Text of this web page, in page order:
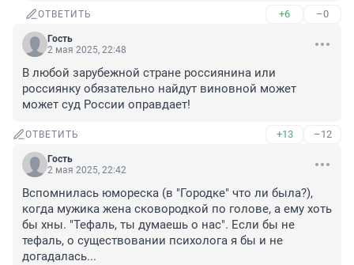
ОТВЕТИТЬ +6 –0
Гость
2 мая 2025, 22:48
В любой зарубежной стране россиянина или
россиянку обязательно найдут виновной может
может суд России оправдает!
ОТВЕТИТЬ +13 –12
Гость
2 мая 2025, 22:42
Вспомнилась юмореска (в "Городке" что ли была?),
когда мужика жена сковородкой по голове, а ему хоть
бы хны. "Тефаль, ты думаешь о нас". Если бы не
тефаль, о существовании психолога я бы и не
догадалась...